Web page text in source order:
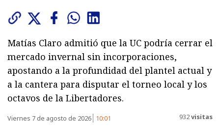
Matías Claro admitió que la UC podría cerrar el
mercado invernal sin incorporaciones,
apostando a la profundidad del plantel actual y
a la cantera para disputar el torneo local y los
octavos de la Libertadores.
Viernes 7 de agosto de 2026 10:01 932visitas